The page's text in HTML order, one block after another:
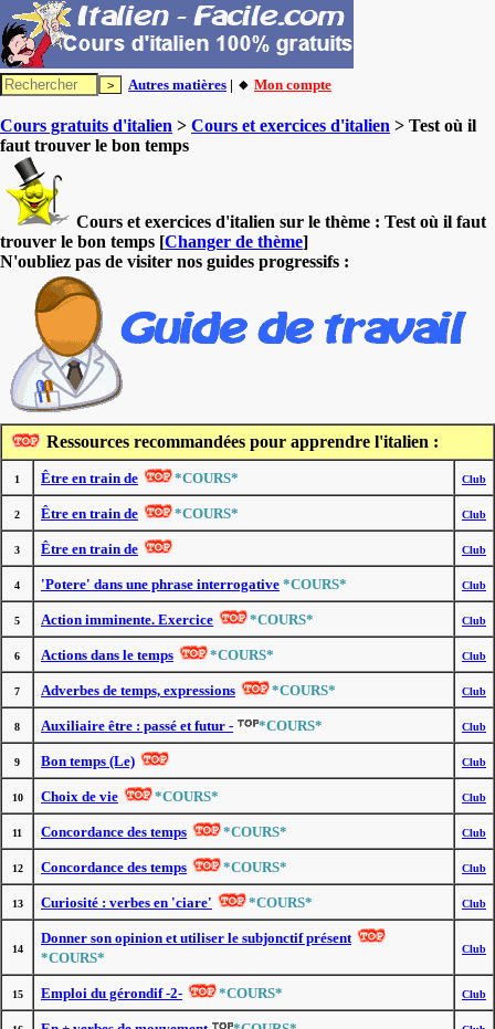
Autres matières | 🔸 Mon compte
Cours gratuits d'italien > Cours et exercices d'italien > Test où il
faut trouver le bon temps
Cours et exercices d'italien sur le thème : Test où il faut
trouver le bon temps [Changer de thème]
N'oubliez pas de visiter nos guides progressifs :
Ressources recommandées pour apprendre l'italien :
1 Être en train de *COURS* Club
2 Être en train de *COURS* Club
3 Être en train de Club
4 'Potere' dans une phrase interrogative *COURS* Club
5 Action imminente. Exercice *COURS* Club
6 Actions dans le temps *COURS* Club
7 Adverbes de temps, expressions *COURS* Club
8 Auxiliaire être : passé et futur - *COURS* Club
9 Bon temps (Le) Club
10 Choix de vie *COURS* Club
11 Concordance des temps *COURS* Club
12 Concordance des temps *COURS* Club
13 Curiosité : verbes en 'ciare' *COURS* Club
14
Donner son opinion et utiliser le subjonctif présent
*COURS*
Club
15 Emploi du gérondif -2- *COURS* Club